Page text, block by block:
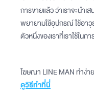
การขายแล้ว ว่าเราจะนำเ
พยายามใช้อุปกรณ์ ใช้อาวุ
ตัวหนึ่งของเราที่เราใช้ใน
โฆษณา LINE MAN ทำง่า
ดูวิธีทำที่นี่